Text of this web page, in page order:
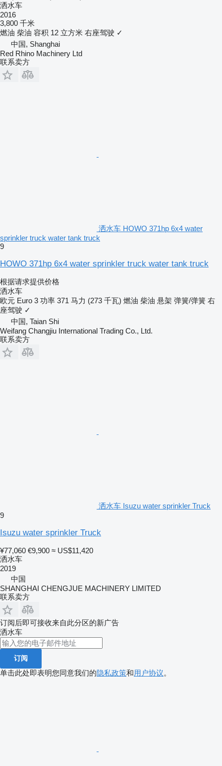
洒水车
2016
3,800 千米
燃油 柴油 容积 12 立方米 右座驾驶 ✓
中国, Shanghai
Red Rhino Machinery Ltd
联系卖方
洒水车 HOWO 371hp 6x4 water
sprinkler truck water tank truck
9
HOWO 371hp 6x4 water sprinkler truck water tank truck
根据请求提供价格
洒水车
欧元 Euro 3 功率 371 马力 (273 千瓦) 燃油 柴油 悬架 弹簧/弹簧 右
座驾驶 ✓
中国, Taian Shi
Weifang Changjiu International Trading Co., Ltd.
联系卖方
洒水车 Isuzu water sprinkler Truck
9
Isuzu water sprinkler Truck
¥77,060 €9,900 ≈ US$11,420
洒水车
2019
中国
SHANGHAI CHENGJUE MACHINERY LIMITED
联系卖方
订阅后即可接收来自此分区的新广告
洒水车
订阅
单击此处即表明您同意我们的隐私政策和用户协议。